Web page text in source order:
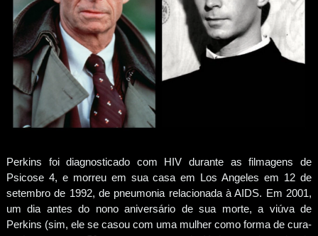
Perkins foi diagnosticado com HIV durante as filmagens de
Psicose 4, e morreu em sua casa em Los Angeles em 12 de
setembro de 1992, de pneumonia relacionada à AIDS. Em 2001,
um dia antes do nono aniversário de sua morte, a viúva de
Perkins (sim, ele se casou com uma mulher como forma de cura-